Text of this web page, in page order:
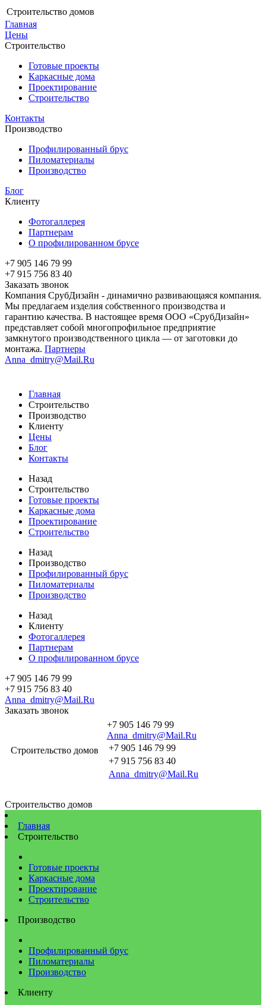
Строительство домов
Главная
Цены
Строительство
Готовые проекты
Каркасные дома
Проектирование
Строительство
Контакты
Производство
Профилированный брус
Пиломатериалы
Производство
Блог
Клиенту
Фотогаллерея
Партнерам
О профилированном брусе
+7 905 146 79 99
+7 915 756 83 40
Заказать звонок
Компания СрубДизайн - динамично развивающаяся компания.
Мы предлагаем изделия собственного производства и
гарантию качества. В настоящее время ООО «СрубДизайн»
представляет собой многопрофильное предприятие
замкнутого производственного цикла — от заготовки до
монтажа. Партнеры
Anna_dmitry@Mail.Ru
Главная
Строительство
Производство
Клиенту
Цены
Блог
Контакты
Назад
Строительство
Готовые проекты
Каркасные дома
Проектирование
Строительство
Назад
Производство
Профилированный брус
Пиломатериалы
Производство
Назад
Клиенту
Фотогаллерея
Партнерам
О профилированном брусе
+7 905 146 79 99
+7 915 756 83 40
Anna_dmitry@Mail.Ru
Заказать звонок
Строительство домов
+7 905 146 79 99
Anna_dmitry@Mail.Ru
+7 905 146 79 99
+7 915 756 83 40
Anna_dmitry@Mail.Ru
Строительство домов
Главная
Строительство
Готовые проекты
Каркасные дома
Проектирование
Строительство
Производство
Профилированный брус
Пиломатериалы
Производство
Клиенту